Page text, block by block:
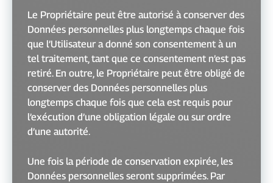
Le Propriétaire peut être autorisé à conserver des
Données personnelles plus longtemps chaque fois
que l’Utilisateur a donné son consentement à un
tel traitement, tant que ce consentement n’est pas
retiré. En outre, le Propriétaire peut être obligé de
conserver des Données personnelles plus
longtemps chaque fois que cela est requis pour
l’exécution d’une obligation légale ou sur ordre
d’une autorité.
Une fois la période de conservation expirée, les
Données personnelles seront supprimées. Par